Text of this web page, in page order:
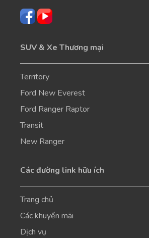
SUV & Xe Thương mại
Territory
Ford New Everest
Ford Ranger Raptor
Transit
New Ranger
Các đường link hữu ích
Trang chủ
Các khuyến mãi
Dịch vụ